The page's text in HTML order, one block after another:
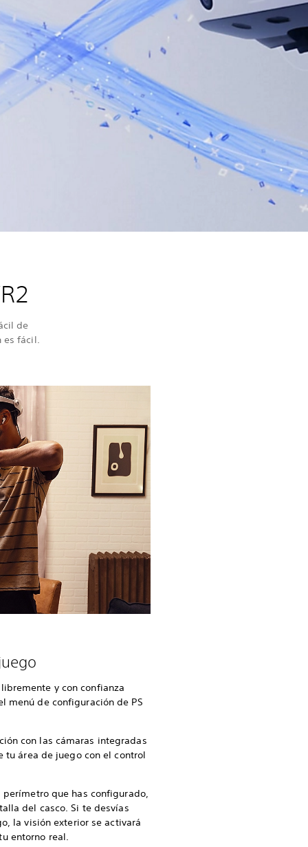
de
es fácil.
y con confianza
menú de configuración de PS
con las cámaras integradas
área de juego con el control
que has configurado,
del casco. Si te desvías
la visión exterior se activará
entorno real.